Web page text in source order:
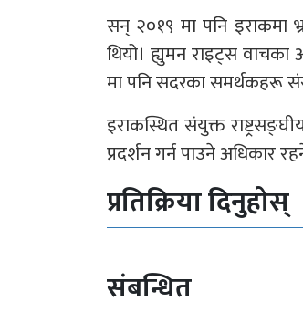
सन् २०१९ मा पनि इराकमा
थियो। ह्युमन राइट्स वाचका
मा पनि सदरका समर्थकहरू
इराकस्थित संयुक्त
प्रदर्शन गर्न पाउने अधिकार
प्रतिक्रिया दिनुहोस्
संबन्धित